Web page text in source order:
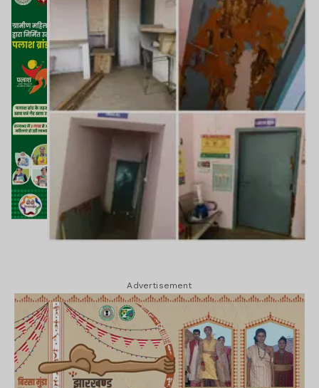
Advertisement